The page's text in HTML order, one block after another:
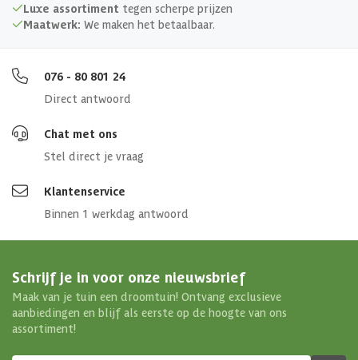
Luxe assortiment tegen scherpe prijzen
Maatwerk: We maken het betaalbaar.
076 - 80 801 24
Direct antwoord
Chat met ons
Stel direct je vraag
Klantenservice
Binnen 1 werkdag antwoord
Schrijf je in voor onze nieuwsbrief
Maak van je tuin een droomtuin! Ontvang exclusieve
aanbiedingen en blijf als eerste op de hoogte van ons
assortiment!